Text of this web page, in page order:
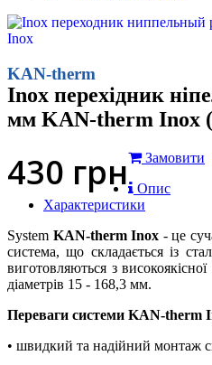
KAN-therm
Inox перехідник
мм KAN-therm Inox
430 грн
Замовити
Опис
Характеристики
System KAN-therm Inox - це
система, що складається із
виготовляються з
діаметрів 15 - 168,3 мм.
Переваги системи KAN-therm
• швидкий та надійний монтаж